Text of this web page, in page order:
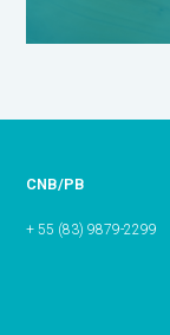
CNB/PB
+ 55 (83) 9879-2299